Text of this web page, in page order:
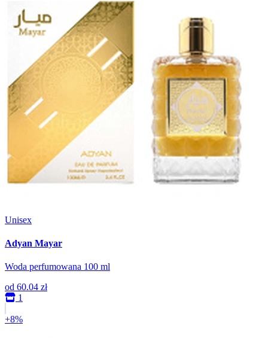
Unisex
Adyan Mayar
Woda perfumowana 100 ml
od 60.04 zł
1
+8%